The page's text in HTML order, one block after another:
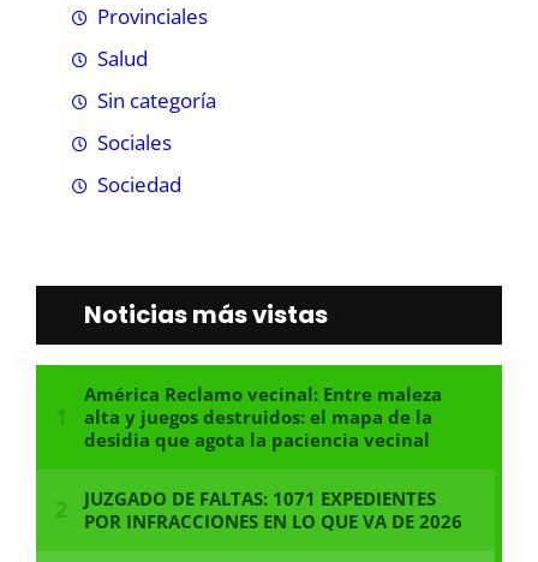
Provinciales
Salud
Sin categoría
Sociales
Sociedad
Noticias más vistas